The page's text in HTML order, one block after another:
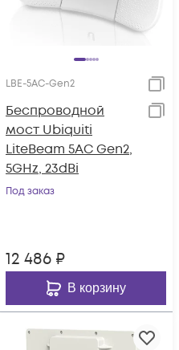
LBE-5AC-Gen2
Беспроводной
мост Ubiquiti
LiteBeam 5AC Gen2,
5GHz, 23dBi
Под заказ
12 486 ₽
В корзину